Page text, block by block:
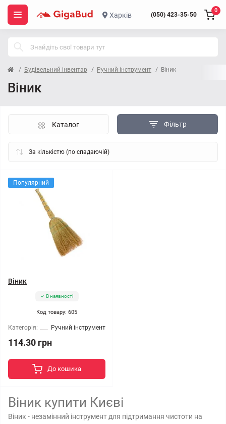
Харків (050) 423-35-50
0
Будівельний інвентар Ручний інструмент Віник
Віник
Фільтр
Каталог
Популярний
Віник
В наявності
Код товару: 605
Категорія: Ручний інструмент
114.30 грн
До кошика
Віник купити Києві
Віник - незамінний інструмент для підтримання чистоти на